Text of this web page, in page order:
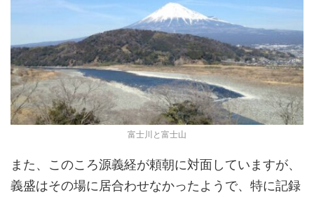
富士川と富士山
また、このころ源義経が頼朝に対面していますが、
義盛はその場に居合わせなかったようで、特に記録